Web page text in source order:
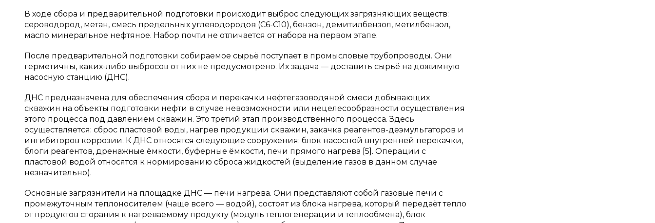
В ходе сбора и предварительной подготовки происходит выброс следующих загрязняющих веществ:
сероводород, метан, смесь предельных углеводородов (C6-C10), бензон, демитилбензол, метилбензол,
масло минеральное нефтяное. Набор почти не отличается от набора на первом этапе.
После предварительной подготовки собираемое сырьё поступает в промысловые трубопроводы. Они
герметичны, каких-либо выбросов от них не предусмотрено. Их задача — доставить сырьё на дожимную
насосную станцию (ДНС).
ДНС предназначена для обеспечения сбора и перекачки нефтегазоводяной смеси добывающих
скважин на объекты подготовки нефти в случае невозможности или нецелесообразности осуществления
этого процесса под давлением скважин. Это третий этап производственного процесса. Здесь
осуществляется: сброс пластовой воды, нагрев продукции скважин, закачка реагентов-деэмульгаторов и
ингибиторов коррозии. К ДНС относятся следующие сооружения: блок насосной внутренней перекачки,
блоги реагентов, дренажные ёмкости, буферные ёмкости, печи прямого нагрева [5]. Операции с
пластовой водой относятся к нормированию сброса жидкостей (выделение газов в данном случае
незначительно).
Основные загрязнители на площадке ДНС — печи нагрева. Они представляют собой газовые печи с
промежуточным теплоносителем (чаще всего — водой), состоят из блока нагрева, который передаёт тепло
от продуктов сгорания к нагреваемому продукту (модуль теплогенерации и теплообмена), блок